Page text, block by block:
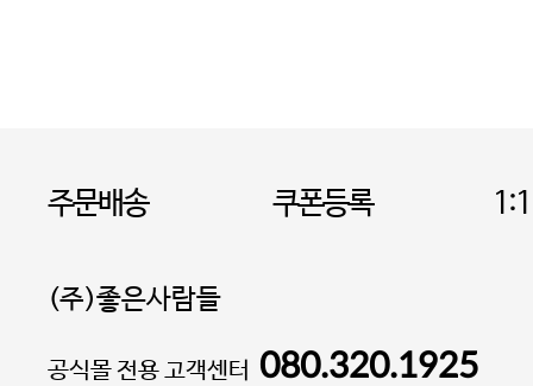
주문배송 쿠폰등록
(주)좋은사람들
대표 이성현,박영환| 개인정보관리책임자 김상현
공식몰 전용 고객센터 080.320.1925